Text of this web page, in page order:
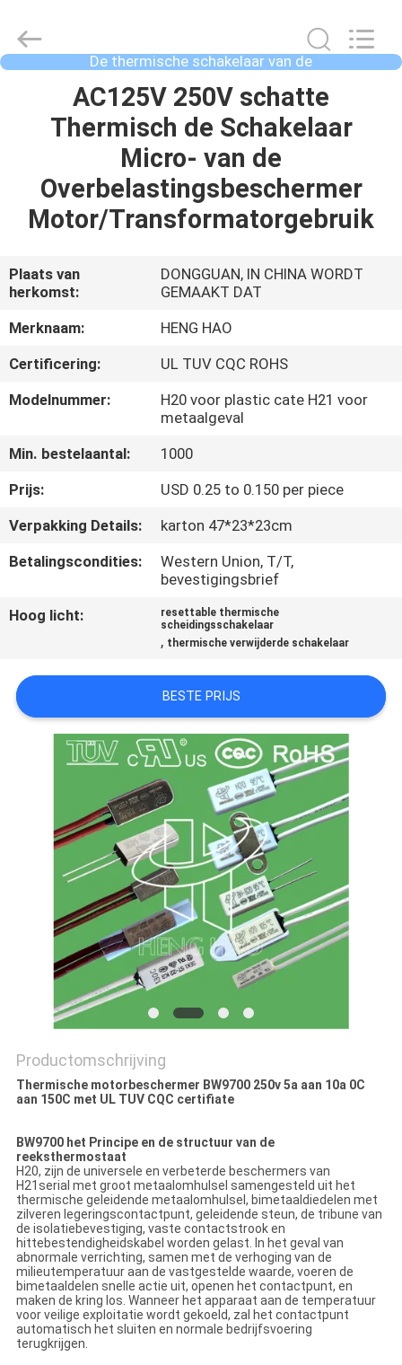
PRODUCTEN
VR-
OVER
ONS
FABRIEKSREIS
KWALITEITSCONTROLE
CONTACTEER
ONS
GEVALLEN
SITEMAP
POLICY
All
Rights
De thermische schakelaar van de
overbelastingsbeschermer
AC125V 250V schatte
Thermisch de Schakelaar
Micro- van de
Overbelastingsbeschermer
Motor/Transformatorgebruik
Plaats van
herkomst:
DONGGUAN, IN CHINA WORDT
GEMAAKT DAT
Merknaam:
HENG HAO
Certificering:
UL TUV CQC ROHS
Modelnummer:
H20 voor plastic cate H21 voor
metaalgeval
Min. bestelaantal:
1000
Prijs:
USD 0.25 to 0.150 per piece
Verpakking Details:
karton 47*23*23cm
Betalingscondities:
Western Union, T/T,
bevestigingsbrief
Hoog licht:
resettable thermische
scheidingsschakelaar
, thermische verwijderde schakelaar
BESTE PRIJS
Productomschrijving
Thermische motorbeschermer BW9700 250v 5a aan 10a 0C
aan 150C met UL TUV CQC certifiate
BW9700 het Principe en de structuur van de
reeksthermostaat
H20, zijn de universele en verbeterde beschermers van
H21serial met groot metaalomhulsel samengesteld uit het
thermische geleidende metaalomhulsel, bimetaaldiedelen met
zilveren legeringscontactpunt, geleidende steun, de tribune van
de isolatiebevestiging, vaste contactstrook en
hittebestendigheidskabel worden gelast. In het geval van
abnormale verrichting, samen met de verhoging van de
milieutemperatuur aan de vastgestelde waarde, voeren de
bimetaaldelen snelle actie uit, openen het contactpunt, en
maken de kring los. Wanneer het apparaat aan de temperatuur
voor veilige exploitatie wordt gekoeld, zal het contactpunt
automatisch het sluiten en normale bedrijfsvoering
terugkrijgen.